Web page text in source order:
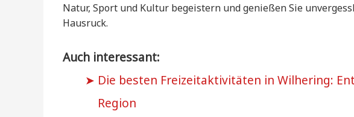
Natur, Sport und Kultur begeistern und genießen Sie
Hausruck.
Auch interessant:
Die besten Freizeitaktivitäten in Wilhering:
Region